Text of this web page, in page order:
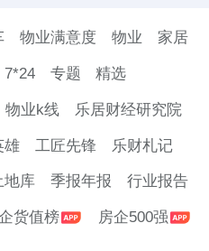
物业满意度 物业 家居
7*24 专题 精选
物业k线 乐居财经研究院
雄 工匠先锋 乐财札记
地库 季报年报 行业报告
货值榜 房企500强